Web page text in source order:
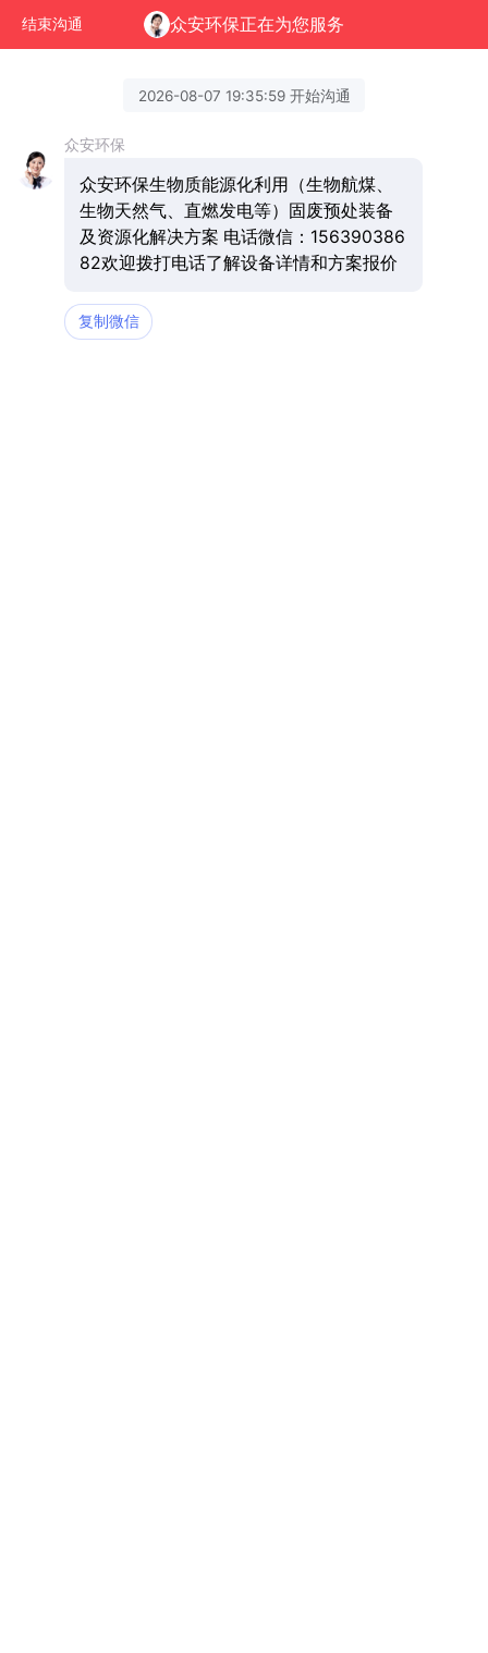
结束沟通 众安环保正在为您服务
2026-08-07 19:35:59 开始沟通
众安环保
众安环保生物质能源化利用（生物航煤、
生物天然气、直燃发电等）固废预处装备
及资源化解决方案 电话微信：156390386
82欢迎拨打电话了解设备详情和方案报价
复制微信